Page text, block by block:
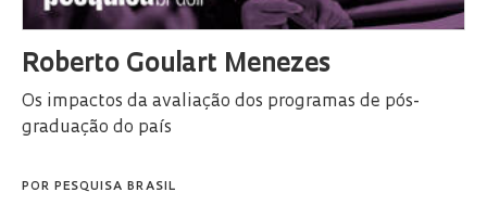
Roberto Goulart Menezes
Os impactos da avaliação dos programas de pós-
graduação do país
POR PESQUISA BRASIL